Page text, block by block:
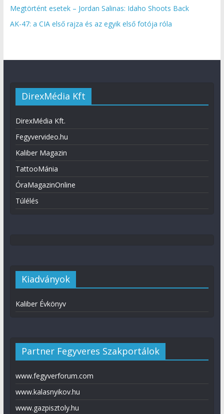
Megtörtént esetek – Jordan Salinas: Idaho Shoots Back
AK-47: a CIA első rajza és az egyik első fotója róla
DirexMédia Kft
DirexMédia Kft.
Fegyvervideo.hu
Kaliber Magazin
TattooMánia
ÓraMagazinOnline
Túlélés
Kiadványok
Kaliber Évkönyv
Partner Fegyveres Szakportálok
www.fegyverforum.com
www.kalasnyikov.hu
www.gazpisztoly.hu